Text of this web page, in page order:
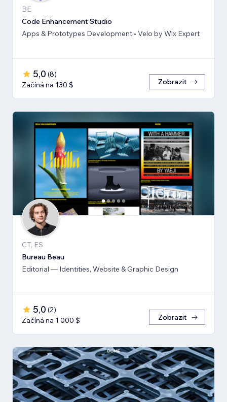
BE
Code Enhancement Studio
Apps & Prototypes Development • Velo by Wix Expert
5,0 (8)
Začíná na 130 $
Zobrazit
CT, ES
Bureau Beau
Editorial — Identities, Website & Graphic Design
5,0 (2)
Začíná na 1 000 $
Zobrazit